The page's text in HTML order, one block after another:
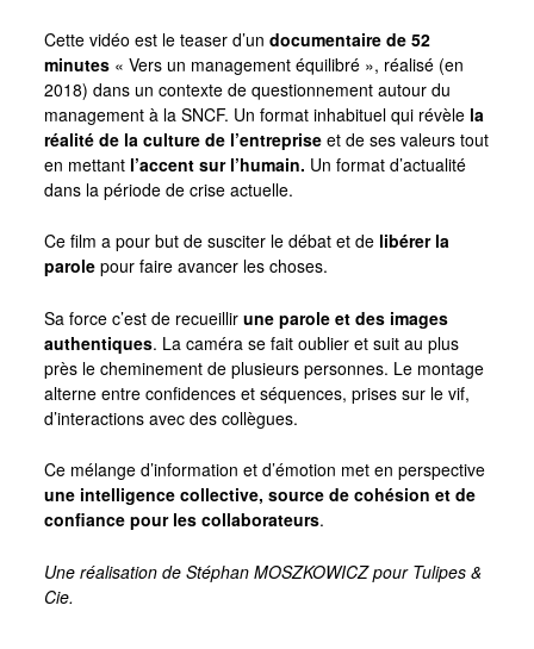
Cette vidéo est le teaser d’un documentaire de 52
minutes« Vers un management équilibré », réalisé (en
2018) dans un contexte de questionnement autour du
management à la SNCF. Un format inhabituel qui révèle la
réalité de la culture de l’entrepriseet de ses valeurs tout
en mettant l’accent sur l’humain. Un format d’actualité
dans la période de crise actuelle.
Ce film a pour but de susciter le débat et delibérer la
parolepour faire avancer les choses.
Sa force c’est de recueillir une parole et des images
authentiques. La caméra se fait oublier et suit au plus
près le cheminement de plusieurs personnes. Le montage
alterne entre confidences et séquences, prises sur le vif,
d’interactions avec des collègues.
Ce mélange d’information et d’émotion met en perspective
une intelligence collective, source de cohésion et de
confiance pour les collaborateurs.
Une réalisation de Stéphan MOSZKOWICZ pour Tulipes &
Cie.